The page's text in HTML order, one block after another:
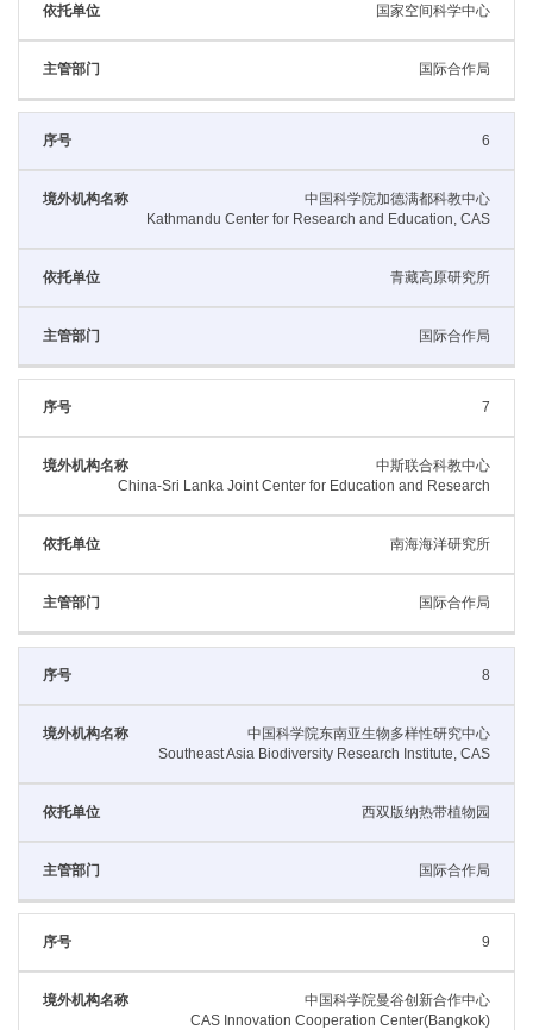
国家空间科学中心
国际合作局
6
中国科学院加德满都科教中心
Kathmandu Center for Research and Education, CAS
青藏高原研究所
国际合作局
7
中斯联合科教中心
China-Sri Lanka Joint Center for Education and Research
南海海洋研究所
国际合作局
8
中国科学院东南亚生物多样性研究中心
Southeast Asia Biodiversity Research Institute, CAS
西双版纳热带植物园
国际合作局
9
中国科学院曼谷创新合作中心
CAS Innovation Cooperation Center(Bangkok)